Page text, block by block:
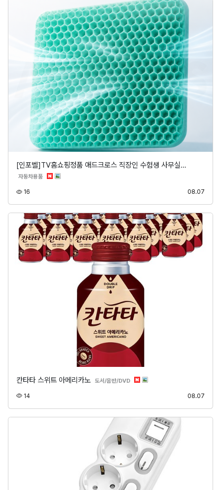
[인포벨]TV홈쇼핑정품 애드크로스 직장인 수험생 사무실…
자동차용품분류
16 08.07
칸타타 스위트 아메리카노 도서/음반/DVD분류
14조회 08.07